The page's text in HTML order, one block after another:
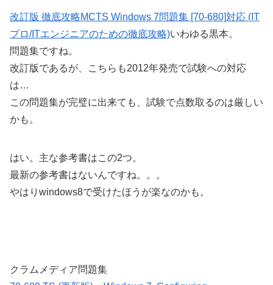
改訂版 徹底攻略MCTS Windows 7問題集 [70-680]対応 (IT
プロ/ITエンジニアのための徹底攻略)いわゆる黒本。
問題集ですね。
改訂版であるが、こちらも2012年発売で試験への対応
は…
この問題集が完璧に出来ても、試験で点数取るのは厳しい
かも。
はい。主な参考書はこの2つ。
最新の参考書はないんですね。。。
やはりwindows8で受けたほうが楽なのかも。
クラムメディア問題集